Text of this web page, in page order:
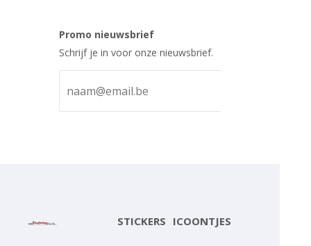
Promo nieuwsbrief
Schrijf je in voor onze nieuwsbrief.
STICKERS ICOONTJES